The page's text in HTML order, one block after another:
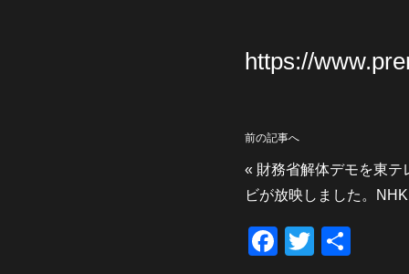
https://
前の記事へ
« 財務省解体デモを東テ
ビが放映しました。
F
T